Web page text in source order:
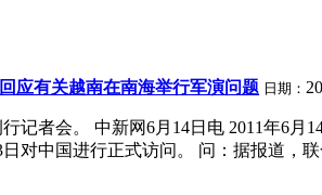
应有关越南在南海举行军演问题 日期：
记者会。 中新网6月14日电 2011年6
对中国进行正式访问。 问：据报道，联